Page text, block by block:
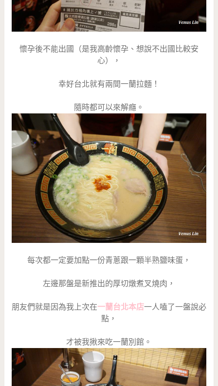
懷孕後不能出國（是我高齡懷孕、想說不出國比較安
心），
幸好台北就有兩間一蘭拉麵！
隨時都可以來解癮。
每次都一定要加點一份青蔥跟一顆半熟鹽味蛋，
左邊那盤是新推出的厚切燉煮叉燒肉，
朋友們就是因為我上次在一蘭台北本店一人嗑了一盤說必
點，
才被我揪來吃一蘭別館。